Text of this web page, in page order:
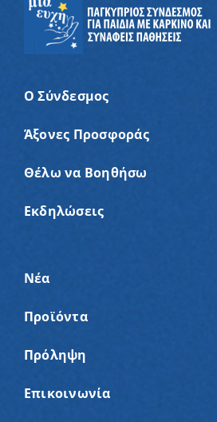
Ο Σύνδεσμος
Άξονες Προσφοράς
Θέλω να Βοηθήσω
Εκδηλώσεις
Νέα
Προϊόντα
Πρόληψη
Επικοινωνία